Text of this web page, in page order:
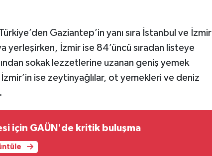
Gaziantep’in yanı sıra İstanbul ve İzmir
yerleşirken, İzmir ise 84’üncü sıradan listeye
sokak lezzetlerine uzanan geniş yemek
ise zeytinyağlılar, ot yemekleri ve deniz
için GAÜN'de kritik buluşma